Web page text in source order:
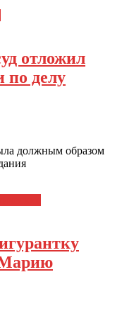
отложил
по делу
должным образом
Марию